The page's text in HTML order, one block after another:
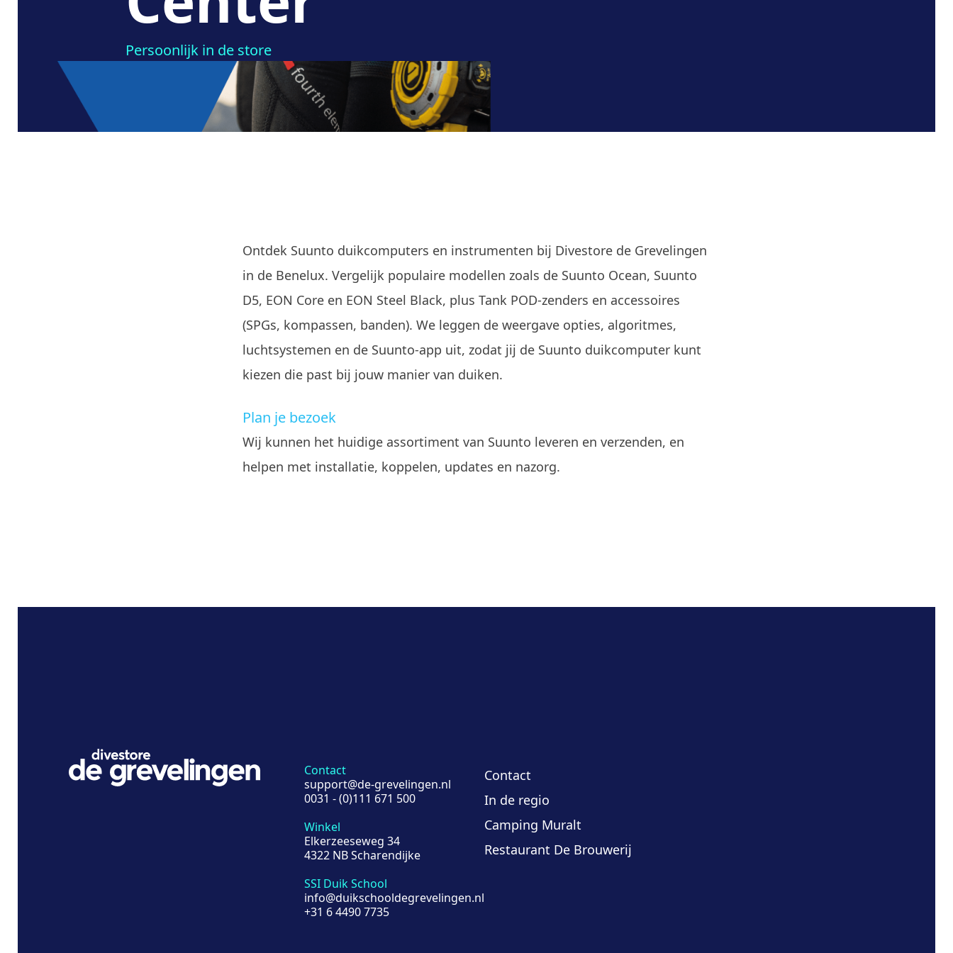
Persoonlijk in de store
Ontdek Suunto duikcomputers en instrumenten bij Divestore de Grevelingen
in de Benelux. Vergelijk populaire modellen zoals de Suunto Ocean, Suunto
D5, EON Core en EON Steel Black, plus Tank POD-zenders en accessoires
(SPGs, kompassen, banden). We leggen de weergave opties, algoritmes,
luchtsystemen en de Suunto-app uit, zodat jij de Suunto duikcomputer kunt
kiezen die past bij jouw manier van duiken.
Plan je bezoek
Wij kunnen het huidige assortiment van Suunto leveren en verzenden, en
helpen met installatie, koppelen, updates en nazorg.
Contact
support@de-grevelingen.nl
0031 - (0)111 671 500
Winkel
Elkerzeeseweg 34
4322 NB Scharendijke
SSI Duik School
info@duikschooldegrevelingen.nl
+31 6 4490 7735
Contact
In de regio
Camping Muralt
Restaurant De Brouwerij